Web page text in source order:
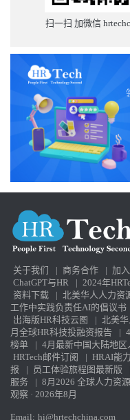
“自我整顿”，微软的
现剧烈调整，AI行业也很可能迎来一轮
高质量、务实商业应用的产
Paradox、Eightfold、Sana
成熟的落地能力。 此外，各大HCM厂商——SAP、Workday、
ADP、HiBob、
擎中，力图成为企业的端
SmartRecruiters、Workday
正是这一趋势的体现。HR
忧：工作流失与员工“被弱
有人问我：“我们是不是都要变得更笨？”
史上难得的转型时期，我
不是退缩的时刻，而是亲手
开始使用这些工具，或者让
于AI是否会取代人类的工作
人。这根本不可能。 即便有一天我们真的拥有“自动驾驶汽车”，我
们回头也可能会说：“其实
力放到生活的其他部分，用新的方式
新、如此不完美、变化如
——超级员工（
场景。 我记得1981年电子表格刚推出时，大家都以为会计师要失业
了。结果呢？如今会计师
列数。 对于设计师、创作者、作家或分析师而言，AI就像你身边的
一台个人超级计算机。正
依然能创造出精美、复杂的
扫一扫 加微信
关于我们 | 商务合作 | 加
ChatGPT与HR
| 2024年
资料下载
| 北美华人人力资
工作中实践负责任AI的倡议书
出海版HR科技云图
| 北美
月全球HR科技投融资报告
|
榜单
| 4月最新中国大陆地区
HRTech邮件订阅
| HRAI能
报
| 员工体验旅程图最新版
服务
| 8月2026 全球人力资
观察 · 2026年8月
Email: hi@hrtechchina.com